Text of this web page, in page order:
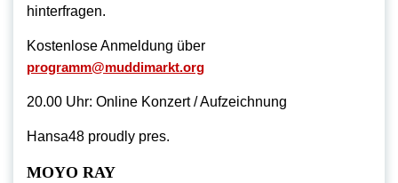
hinterfragen.
Kostenlose Anmeldung über
programm@muddimarkt.org
20.00 Uhr: Online Konzert / Aufzeichnung
Hansa48 proudly pres.
MOYO RAY